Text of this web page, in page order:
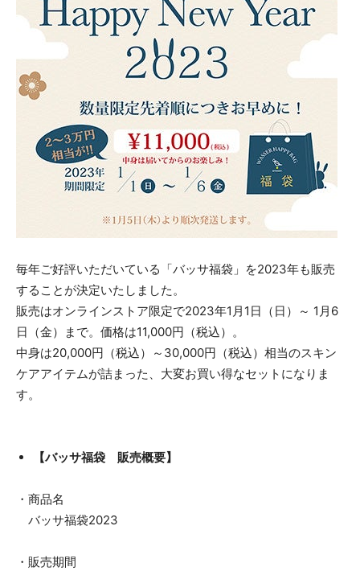
毎年ご好評いただいている「バッサ福袋」を2023年も販売
することが決定いたしました。
販売はオンラインストア限定で2023年1月1日（日）～ 1月6
日（金）まで。価格は11,000円（税込）。
中身は20,000円（税込）～30,000円（税込）相当のスキン
ケアアイテムが詰まった、大変お買い得なセットになりま
す。
【バッサ福袋 販売概要】
・商品名
バッサ福袋2023
・販売期間